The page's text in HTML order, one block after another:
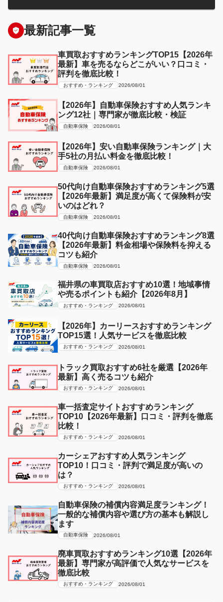
最新記事一覧
車買取おすすめランキングTOP15【2026年
最新】車を売るならどこがいい？口コミ・
評判を徹底比較！
おすすめ・ランキング 2026/08/01
【2026年】自動車保険おすすめ人気ランキ
ング12社｜専門家が徹底比較・検証
自動車保険 2026/08/01
【2026年】安い自動車保険ランキング｜大
手5社の月払い料金を徹底比較！
自動車保険 2026/08/01
50代向け自動車保険おすすめランキング5選
【2026年最新】満足度が高くて保険料が安
いのはどれ？
自動車保険 2026/08/01
40代向け自動車保険おすすめランキング8選
【2026年最新】料金相場や保険料を抑える
コツも紹介
自動車保険 2026/08/01
福井県の車買取店おすすめ10選！地域事情
や売るポイントも紹介【2026年8月】
おすすめ・ランキング 2026/08/01
【2026年】カーリースおすすめランキング
TOP15選！人気サービスを徹底比較
おすすめ・ランキング 2026/08/01
トラック買取おすすめ6社を厳選【2026年
最新】高く売るコツも紹介
おすすめ・ランキング 2026/08/01
車一括査定サイトおすすめランキング
TOP10【2026年最新】口コミ・評判を徹底
比較！
おすすめ・ランキング 2026/08/01
カーシェアおすすめ人気ランキング
TOP10！口コミ・評判で満足度が高いの
は？
おすすめ・ランキング 2026/08/01
自動車保険の補償内容満足度ランキング！
一般的な補償内容や選び方の基本も解説し
ます
自動車保険 2026/08/01
廃車買取おすすめランキング10選【2026年
最新】専門家が高評価で人気なサービスを
徹底比較
おすすめ・ランキング 2026/08/01